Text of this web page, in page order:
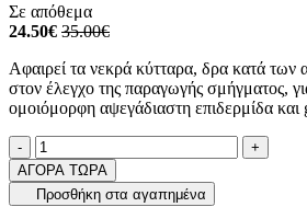
Σε απόθεμα
24.50€ 35.00€
Αφαιρεί τα νεκρά κύτταρα, δρα κατά των
στον έλεγχο της παραγωγής σμήγματος,
ομοιόμορφη αψεγάδιαστη επιδερμίδα
Ποσότητα
-product.increase.quantity +
ΑΓΟΡΑ ΤΩΡΑ
Προσθήκη στα αγαπημένα